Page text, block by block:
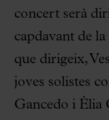
concert serà
capdavant de
que dirigeix,
joves solistes
Gancedo i Èlia